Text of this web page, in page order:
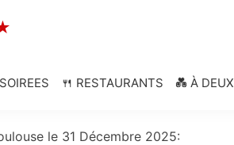
🍴 RESTAURANTS 💑 À DEUX
le 31 Décembre 2025: